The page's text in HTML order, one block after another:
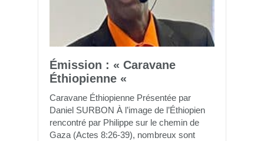
Émission : « Caravane
Éthiopienne «
Caravane Éthiopienne Présentée par
Daniel SURBON À l’image de l’Éthiopien
rencontré par Philippe sur le chemin de
Gaza (Actes 8:26-39), nombreux sont